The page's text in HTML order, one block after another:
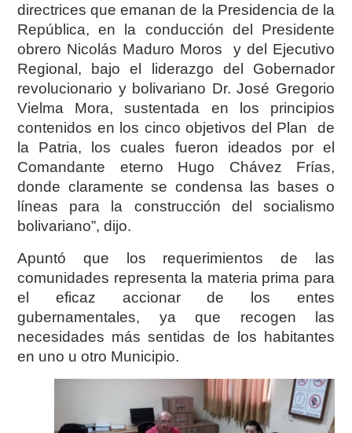
directrices que emanan de la Presidencia de la
República, en la conducción del Presidente
obrero Nicolás Maduro Moros y del Ejecutivo
Regional, bajo el liderazgo del Gobernador
revolucionario y bolivariano Dr. José Gregorio
Vielma Mora, sustentada en los principios
contenidos en los cinco objetivos del Plan de
la Patria, los cuales fueron ideados por el
Comandante eterno Hugo Chávez Frías,
donde claramente se condensa las bases o
líneas para la construcción del socialismo
bolivariano”, dijo.
Apuntó que los requerimientos de las
comunidades representa la materia prima para
el eficaz accionar de los entes
gubernamentales, ya que recogen las
necesidades más sentidas de los habitantes
en uno u otro Municipio.